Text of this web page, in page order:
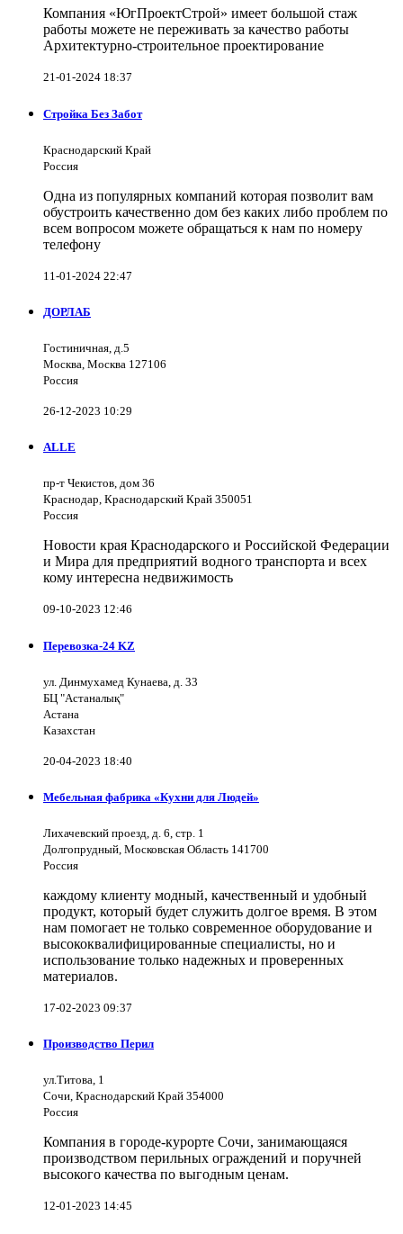
Компания «ЮгПроектСтрой» имеет большой стаж
работы можете не переживать за качество работы
Архитектурно-строительное проектирование
21-01-2024 18:37
Стройка Без Забот
Краснодарский Край
Россия
Одна из популярных компаний которая позволит вам
обустроить качественно дом без каких либо проблем по
всем вопросом можете обращаться к нам по номеру
телефону
11-01-2024 22:47
ДОРЛАБ
Гостиничная, д.5
Москва, Москва 127106
Россия
26-12-2023 10:29
ALLE
пр-т Чекистов, дом 36
Краснодар, Краснодарский Край 350051
Россия
Новости края Краснодарского и Российской Федерации
и Мира для предприятий водного транспорта и всех
кому интересна недвижимость
09-10-2023 12:46
Перевозка-24 KZ
ул. Динмухамед Кунаева, д. 33
БЦ "Астаналық"
Астана
Казахстан
20-04-2023 18:40
Мебельная фабрика «Кухни для Людей»
Лихачевский проезд, д. 6, стр. 1
Долгопрудный, Московская Область 141700
Россия
каждому клиенту модный, качественный и удобный
продукт, который будет служить долгое время. В этом
нам помогает не только современное оборудование и
высококвалифицированные специалисты, но и
использование только надежных и проверенных
материалов.
17-02-2023 09:37
Производство Перил
ул.Титова, 1
Сочи, Краснодарский Край 354000
Россия
Компания в городе-курорте Сочи, занимающаяся
производством перильных ограждений и поручней
высокого качества по выгодным ценам.
12-01-2023 14:45